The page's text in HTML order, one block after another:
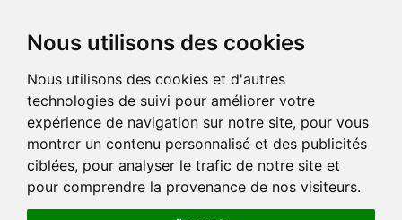
Nous utilisons des cookies
Nous utilisons des cookies et d'autres
technologies de suivi pour améliorer votre
expérience de navigation sur notre site, pour vous
montrer un contenu personnalisé et des publicités
ciblées, pour analyser le trafic de notre site et
pour comprendre la provenance de nos visiteurs.